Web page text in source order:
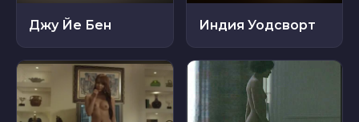
Джу Йе Бен Индия Уодсворт